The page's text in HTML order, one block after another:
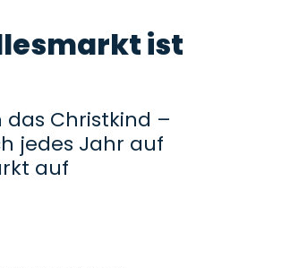
ist
Christkind –
jedes Jahr auf
auf